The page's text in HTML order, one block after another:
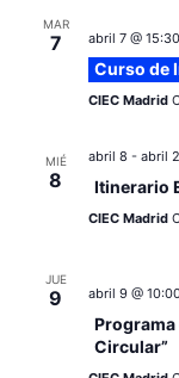
MAR
7 abril 7 @ 15:30
Curso de
CIEC Madrid
MIÉ
8
abril 8 - abril
Itinerario
CIEC Madrid
JUE
9 abril 9 @
Programa
Circular”